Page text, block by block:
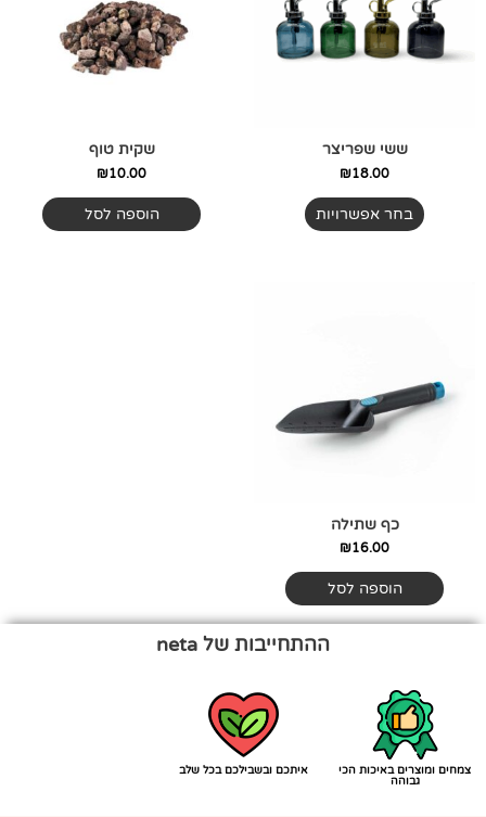
ששי שפריצר
₪18.00
בחר אפשרויות
סוגים.
ניתן
לבחור
המוצר
שקית טוף
₪10.00
הוספה לסל
כף שתילה
₪16.00
הוספה לסל
ההתחייבות של neta
צמחים ומוצרים באיכות הכי
גבוהה
איתכם ובשבילכם בכל שלב